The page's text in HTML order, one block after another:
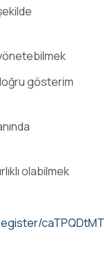
gösterim
olabilmek